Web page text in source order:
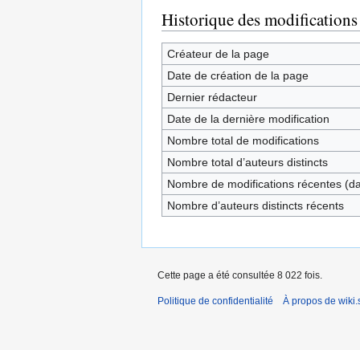
Historique des modifications
Créateur de la page
Date de création de la page
Dernier rédacteur
Date de la dernière modification
Nombre total de modifications
Nombre total d’auteurs distincts
Nombre de modifications récentes
Nombre d’auteurs distincts récents
Cette page a été consultée 8 022 fois.
Politique de confidentialité À propos de